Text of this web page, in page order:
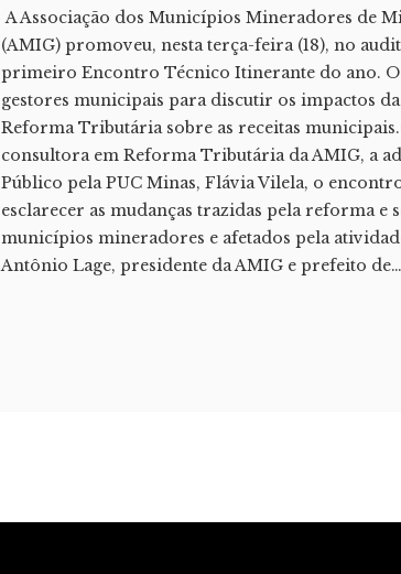
A Associação dos Municípios Mineradores de
(AMIG) promoveu, nesta terça-feira (18), no
primeiro Encontro Técnico Itinerante do ano.
gestores municipais para discutir os impactos
Reforma Tributária sobre as receitas
consultora em Reforma Tributária da AMIG, a
Público pela PUC Minas, Flávia Vilela, o
esclarecer as mudanças trazidas pela reforma e
municípios mineradores e afetados pela
Antônio Lage, presidente da AMIG e prefeito de…